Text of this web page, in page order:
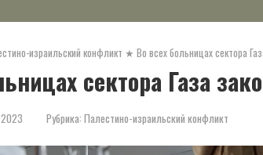
израильский конфликт ★ Во всех больницах сектора
сектора Газа
Рубрика: Палестино-израильский конфликт